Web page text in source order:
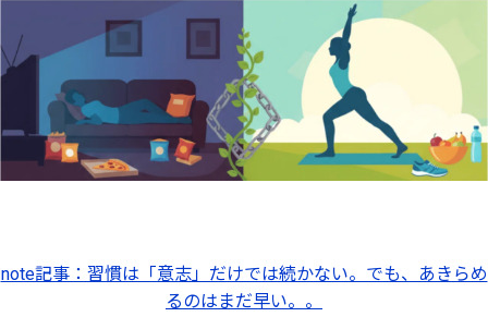
note記事：習慣は「意志」だけでは続かない。でも、あきらめ
るのはまだ早い。。